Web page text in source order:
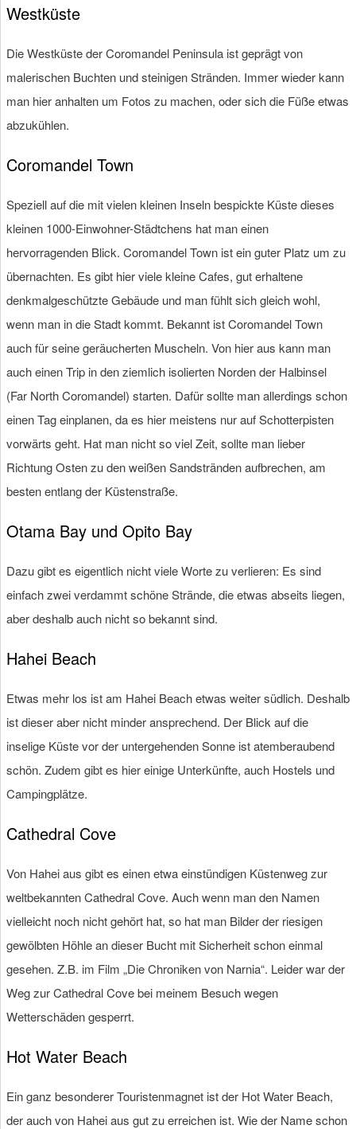
Westküste
Die Westküste der Coromandel Peninsula ist geprägt von
malerischen Buchten und steinigen Stränden. Immer wieder kann
man hier anhalten um Fotos zu machen, oder sich die Füße etwas
abzukühlen.
Coromandel Town
Speziell auf die mit vielen kleinen Inseln bespickte Küste dieses
kleinen 1000-Einwohner-Städtchens hat man einen
hervorragenden Blick. Coromandel Town ist ein guter Platz um zu
übernachten. Es gibt hier viele kleine Cafes, gut erhaltene
denkmalgeschützte Gebäude und man fühlt sich gleich wohl,
wenn man in die Stadt kommt. Bekannt ist Coromandel Town
auch für seine geräucherten Muscheln. Von hier aus kann man
auch einen Trip in den ziemlich isolierten Norden der Halbinsel
(Far North Coromandel) starten. Dafür sollte man allerdings schon
einen Tag einplanen, da es hier meistens nur auf Schotterpisten
vorwärts geht. Hat man nicht so viel Zeit, sollte man lieber
Richtung Osten zu den weißen Sandstränden aufbrechen, am
besten entlang der Küstenstraße.
Otama Bay und Opito Bay
Dazu gibt es eigentlich nicht viele Worte zu verlieren: Es sind
einfach zwei verdammt schöne Strände, die etwas abseits liegen,
aber deshalb auch nicht so bekannt sind.
Hahei Beach
Etwas mehr los ist am Hahei Beach etwas weiter südlich. Deshalb
ist dieser aber nicht minder ansprechend. Der Blick auf die
inselige Küste vor der untergehenden Sonne ist atemberaubend
schön. Zudem gibt es hier einige Unterkünfte, auch Hostels und
Campingplätze.
Cathedral Cove
Von Hahei aus gibt es einen etwa einstündigen Küstenweg zur
weltbekannten Cathedral Cove. Auch wenn man den Namen
vielleicht noch nicht gehört hat, so hat man Bilder der riesigen
gewölbten Höhle an dieser Bucht mit Sicherheit schon einmal
gesehen. Z.B. im Film „Die Chroniken von Narnia“. Leider war der
Weg zur Cathedral Cove bei meinem Besuch wegen
Wetterschäden gesperrt.
Hot Water Beach
Ein ganz besonderer Touristenmagnet ist der Hot Water Beach,
der auch von Hahei aus gut zu erreichen ist. Wie der Name schon